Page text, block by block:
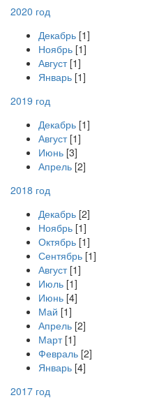
2020 год
Декабрь [1]
Ноябрь [1]
Август[1]
Январь [1]
2019 год
Декабрь [1]
Август[1]
Июнь [3]
Апрель [2]
2018 год
Декабрь [2]
Ноябрь [1]
Октябрь [1]
Сентябрь [1]
Август[1]
Июль [1]
Июнь [4]
Май [1]
Апрель [2]
Март[1]
Февраль [2]
Январь [4]
2017 год